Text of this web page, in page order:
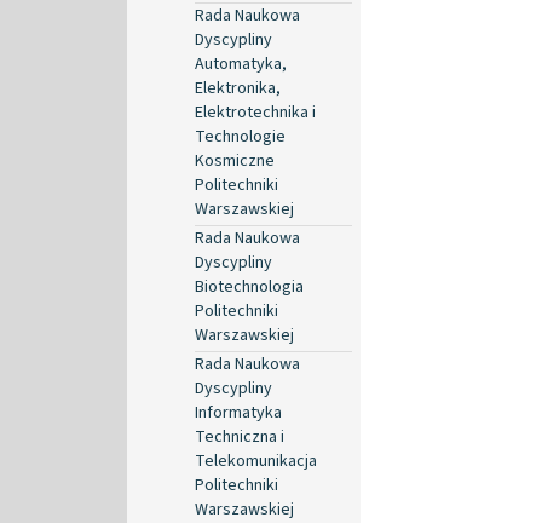
Rada Naukowa
Dyscypliny
Automatyka,
Elektronika,
Elektrotechnika i
Technologie
Kosmiczne
Politechniki
Warszawskiej
Rada Naukowa
Dyscypliny
Biotechnologia
Politechniki
Warszawskiej
Rada Naukowa
Dyscypliny
Informatyka
Techniczna i
Telekomunikacja
Politechniki
Warszawskiej